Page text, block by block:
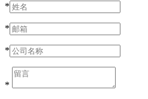
*
*
*
*